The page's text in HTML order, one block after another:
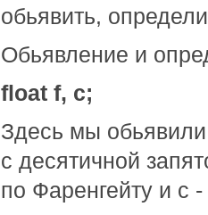
обьявить,
Обьявление и
float f, c;
Здесь мы
с десятичной
по Фаренгейту и c